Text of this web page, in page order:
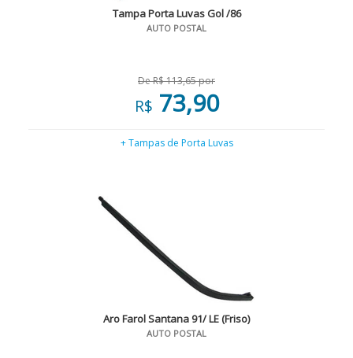
Tampa Porta Luvas Gol /86
AUTO POSTAL
De R$ 113,65 por
R$ 73,90
+ Tampas de Porta Luvas
Aro Farol Santana 91/ LE (Friso)
AUTO POSTAL